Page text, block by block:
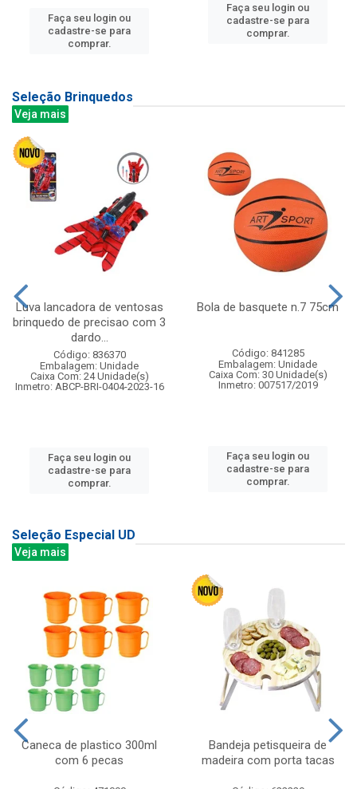
Faça seu login ou
cadastre-se para
comprar.
Faça seu login ou
cadastre-se para
comprar.
Seleção Brinquedos
Veja mais
Luva lancadora de ventosas
brinquedo de precisao com 3
dardo...
Código: 836370
Embalagem: Unidade
Caixa Com: 24 Unidade(s)
Inmetro: ABCP-BRI-0404-2023-16
Faça seu login ou
cadastre-se para
comprar.
Bola de basquete n.7 75cm
Código: 841285
Embalagem: Unidade
Caixa Com: 30 Unidade(s)
Inmetro: 007517/2019
Faça seu login ou
cadastre-se para
comprar.
Seleção Especial UD
Veja mais
Caneca de plastico 300ml
com 6 pecas
Bandeja petisqueira de
madeira com porta tacas